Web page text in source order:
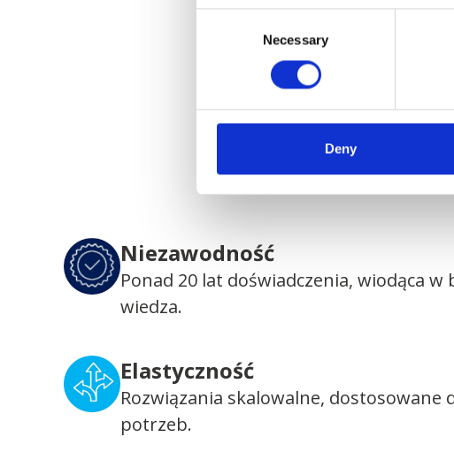
Necessary
Deny
Dlaczego
Zaufany przez
Niezawodność
Ponad 20 lat doświadczenia, wiodąca w
wiedza.
Elastyczność
Rozwiązania skalowalne, dostosowane
potrzeb.